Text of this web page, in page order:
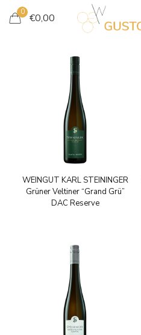
0 €0,00
WEINGUT KARL STEININGER
Grüner Veltiner “Grand Grü”
DAC Reserve